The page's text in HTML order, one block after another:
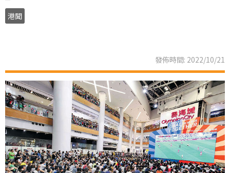
港聞
發佈時間: 2022/10/21